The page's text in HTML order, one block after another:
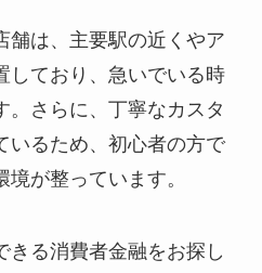
舗は、主要駅の近くやア
しており、急いでいる時
。さらに、丁寧なカスタ
いるため、初心者の方で
が整っています。
きる消費者金融をお探し